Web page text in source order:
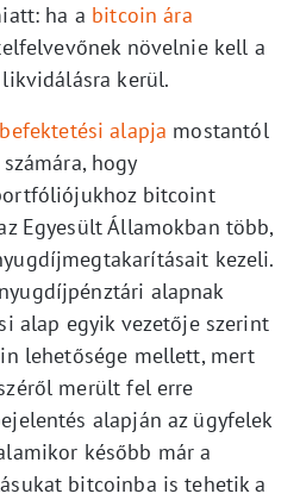
ha a bitcoin ára
növelnie kell a
kerül.
befektetési alapja mostantól
hogy
bitcoint
Egyesült Államokban több,
kezeli.
alapnak
alap egyik vezetője szerint
lehetősége mellett, mert
merült fel erre
alapján az ügyfelek
később már a
bitcoinba is tehetik a